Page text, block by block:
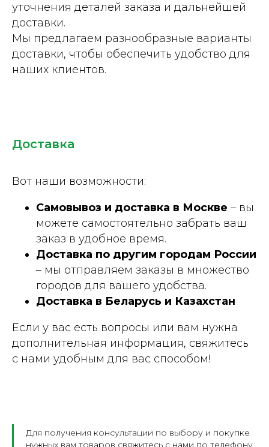
уточнения деталей заказа и дальнейшей
доставки.
Мы предлагаем разнообразные варианты
доставки, чтобы обеспечить удобство для
наших клиентов.
Доставка
Вот наши возможности:
Самовывоз и доставка в Москве – вы
можете самостоятельно забрать ваш
заказ в удобное время.
Доставка по другим городам России
– мы отправляем заказы в множество
городов для вашего удобства.
Доставка в Беларусь и Казахстан
Если у вас есть вопросы или вам нужна
дополнительная информация, свяжитесь
с нами удобным для вас способом!
Для получения консультации по выбору и покупке
нужных вам товаров свяжитесь с нами по телефону